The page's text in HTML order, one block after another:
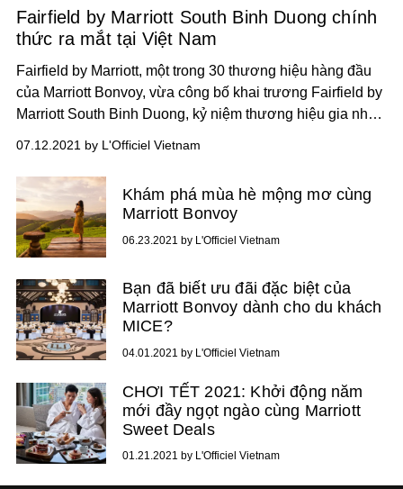
Fairfield by Marriott South Binh Duong chính
thức ra mắt tại Việt Nam
Fairfield by Marriott, một trong 30 thương hiệu hàng đầu
của Marriott Bonvoy, vừa công bố khai trương Fairfield by
Marriott South Binh Duong, kỷ niệm thương hiệu gia nhập
07.12.2021 by L'Officiel Vietnam
Khám phá mùa hè mộng mơ cùng
Marriott Bonvoy
06.23.2021 by L'Officiel Vietnam
Bạn đã biết ưu đãi đặc biệt của
Marriott Bonvoy dành cho du khách
MICE?
04.01.2021 by L'Officiel Vietnam
CHƠI TẾT 2021: Khởi động năm
mới đầy ngọt ngào cùng Marriott
Sweet Deals
01.21.2021 by L'Officiel Vietnam